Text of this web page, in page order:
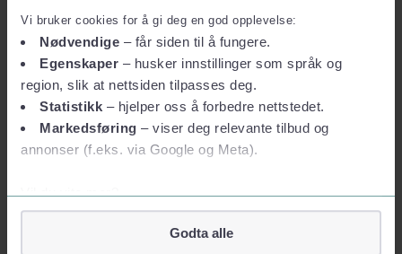
Vi bruker cookies for å gi deg en god opplevelse:
Nødvendige – får siden til å fungere.
Egenskaper – husker innstillinger som språk og
region, slik at nettsiden tilpasses deg.
Statistikk – hjelper oss å forbedre nettstedet.
Markedsføring – viser deg relevante tilbud og
annonser (f.eks. via Google og Meta).
Vil du vite mer?
Om informasjonskapsler
Googles retningslinjer for personvern
Godta alle